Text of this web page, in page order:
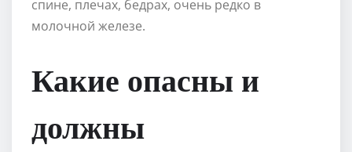
спине, плечах, бедрах, очень редко в
молочной железе.
Какие опасны и
должны